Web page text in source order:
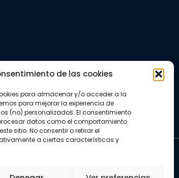
de las cookies
para almacenar y/o acceder a la
para mejorar la experiencia de
(no) personalizados. El consentimiento
datos como el comportamiento
sitio. No consentir o retirar el
a ciertas características y